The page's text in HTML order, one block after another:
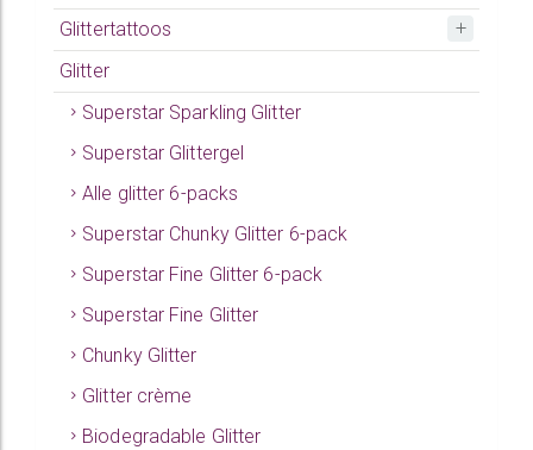
Glittertattoos
Glitter
Superstar Sparkling Glitter
Superstar Glittergel
Alle glitter 6-packs
Superstar Chunky Glitter 6-pack
Superstar Fine Glitter 6-pack
Superstar Fine Glitter
Chunky Glitter
Glitter crème
Biodegradable Glitter